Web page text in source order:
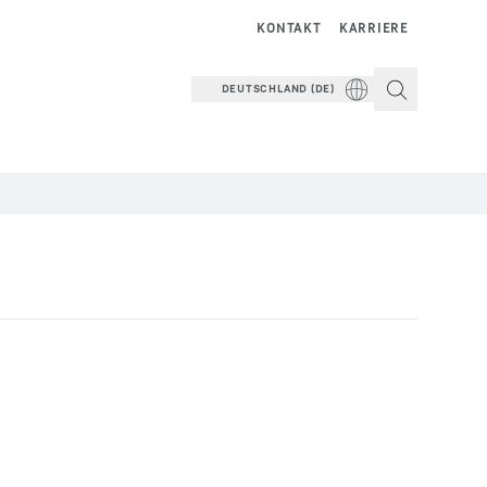
KARRIERE
KONTAKT
DEUTSCHLAND (DE)